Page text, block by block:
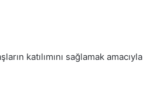
katılımını sağlamak amacıyla